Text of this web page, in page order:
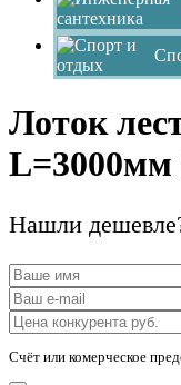
Лоток
L=3000мм
Нашли
Счёт или комерческое